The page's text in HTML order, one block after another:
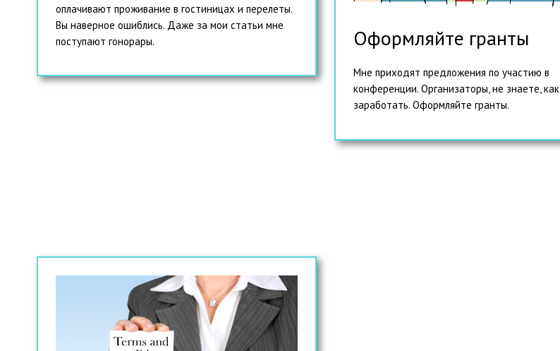
оплачивают проживание в гостиницах и перелеты.
Вы наверное ошиблись. Даже за мои статьи мне
поступают гонорары.
Оформляйте гранты
Мне приходят предложения по участию в
конференции. Организаторы, не знаете, как
заработать. Оформляйте гранты.